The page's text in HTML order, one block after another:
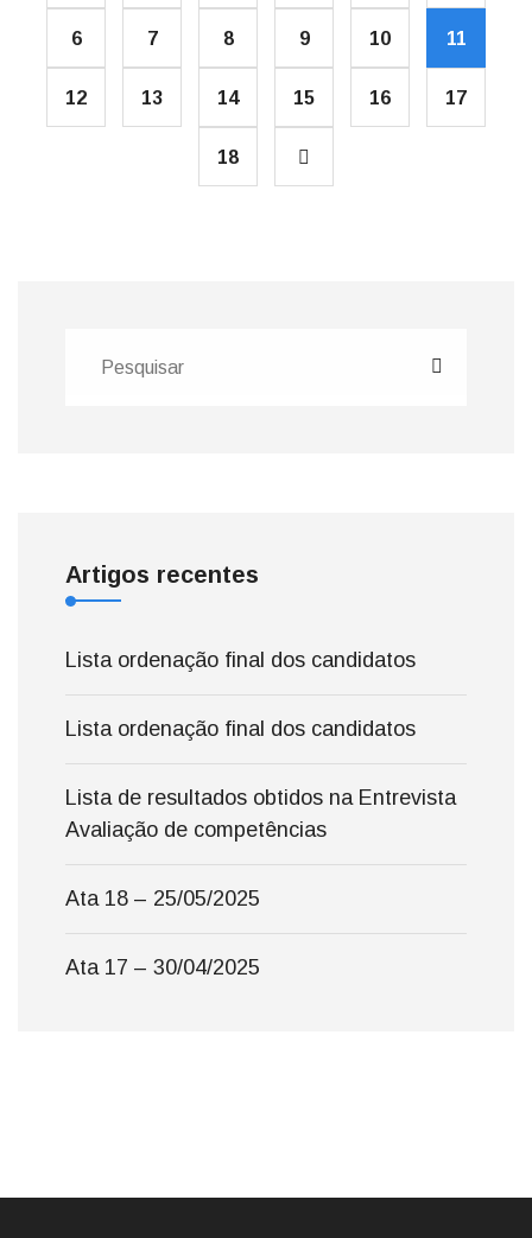
6 7 8 9 10 11
12 13 14 15 16 17
18
Artigos recentes
Lista ordenação final dos candidatos
Lista ordenação final dos candidatos
Lista de resultados obtidos na Entrevista
Avaliação de competências
Ata 18 – 25/05/2025
Ata 17 – 30/04/2025